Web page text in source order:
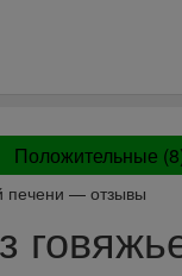
Положительные
печени — отзывы